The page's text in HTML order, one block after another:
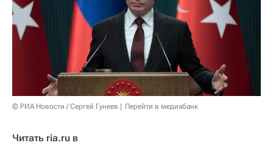
© РИА Новости / Сергей Гунеев Перейти в медиабанк
Читать ria.ru в